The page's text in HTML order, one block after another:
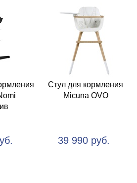
Стул для кормления
Micuna OVO
39 990 руб.